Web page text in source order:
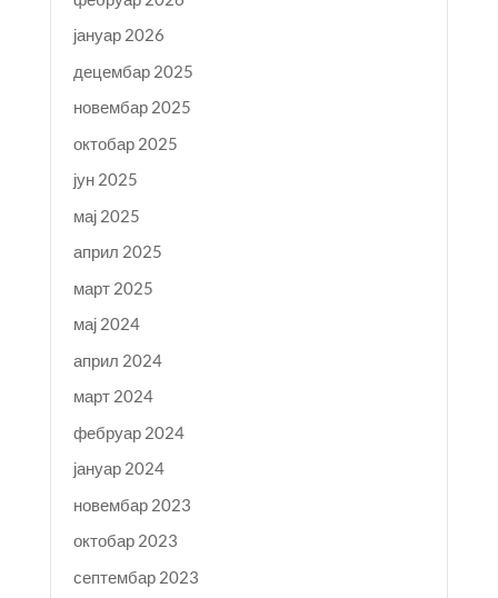
јануар 2026
децембар 2025
новембар 2025
октобар 2025
јун 2025
мај 2025
април 2025
март 2025
мај 2024
април 2024
март 2024
фебруар 2024
јануар 2024
новембар 2023
октобар 2023
септембар 2023